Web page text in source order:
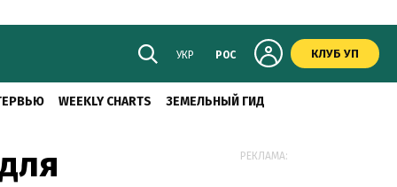
УКР РОС КЛУБ УП
WEEKLY CHARTS ЗЕМЕЛЬНЫЙ ГИД
РЕКЛАМА: